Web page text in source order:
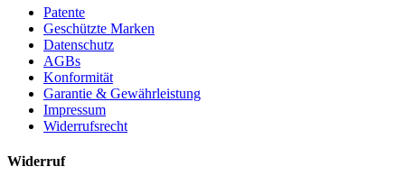
Patente
Geschützte Marken
Datenschutz
AGBs
Konformität
Garantie & Gewährleistung
Impressum
Widerrufsrecht
Widerruf